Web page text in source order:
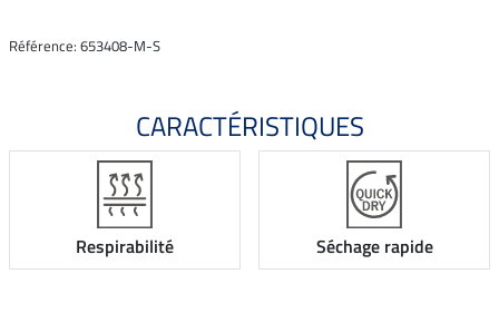
Référence: 653408-M-S
CARACTÉRISTIQUES
Respirabilité Séchage rapide